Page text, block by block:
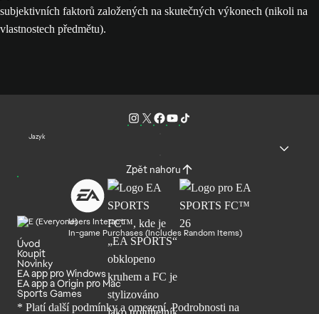
subjektivních faktorů založených na skutečných výkonech (nikoli na
vlastnostech předmětu).
Jazyk
Zpět nahoru
Users Interact
In-game Purchases (Includes Random Items)
Úvod
Koupit
Novinky
EA app pro Windows
EA app a Origin pro Mac
Sports Games
* Platí další podmínky a omezení. Podrobnosti na